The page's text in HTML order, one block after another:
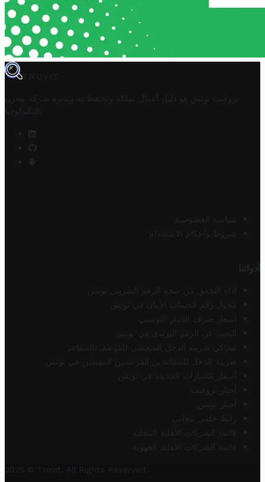
TROVIT
تروفيت تونس هو دليل أعمال تملكه وتحتفظ به وتديره
شركة مخزن
التكنولوجيا
سياسة الخصوصية
شروط وأحكام الاستخدام
أدواتنا
أداة التحقق من صحة الرقم الضريبي تونس
محول رقم الحساب الآيبان في تونس
أسعار صرف الدينار التونسي
البحث عن الرمز البريدي في تونس
محاكي ضريبة الدخل الشخصي للموظف/المتقاعد
ضريبة الدخل للمتقاعدين الفرنسيين المقيمين في تونس
أسعار السيارات الجديدة في تونس
أخبار تروفيت
أخبار تونس
رابط خلفي مجاني
قائمة الشركات الأهلية المحلية
قائمة الشركات الأهلية الجهوية
2025 © Trovit. All Rights Reserved.